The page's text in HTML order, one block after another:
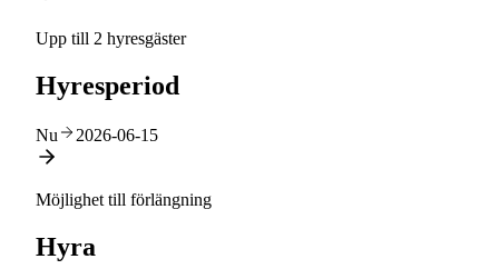
Upp till 2 hyresgäster
Hyresperiod
Nu 2026-06-15
Möjlighet till förlängning
Hyra